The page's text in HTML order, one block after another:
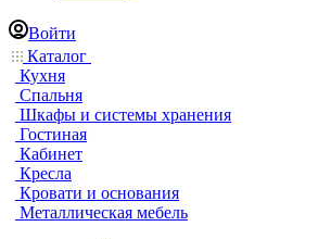
Войти
Каталог
Кухня
Спальня
Шкафы и системы хранения
Гостиная
Кабинет
Кресла
Кровати и основания
Металлическая мебель